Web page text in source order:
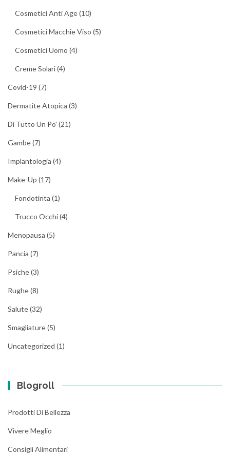
Cosmetici Anti Age(10)
Cosmetici Macchie Viso (5)
Cosmetici Uomo (4)
Creme Solari(4)
Covid-19 (7)
Dermatite Atopica (3)
Di Tutto Un Po' (21)
Gambe(7)
Implantologia (4)
Make-Up (17)
Fondotinta (1)
Trucco Occhi(4)
Menopausa (5)
Pancia (7)
Psiche(3)
Rughe(8)
Salute(32)
Smagliature(5)
Uncategorized (1)
Blogroll
Prodotti Di Bellezza
Vivere Meglio
Consigli Alimentari